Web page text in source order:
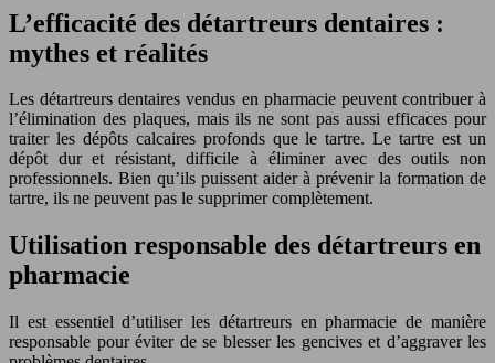
L’efficacité des détartreurs dentaires :
mythes et réalités
Les détartreurs dentaires vendus en pharmacie peuvent contribuer à
l’élimination des plaques, mais ils ne sont pas aussi efficaces pour
traiter les dépôts calcaires profonds que le tartre. Le tartre est un
dépôt dur et résistant, difficile à éliminer avec des outils non
professionnels. Bien qu’ils puissent aider à prévenir la formation de
tartre, ils ne peuvent pas le supprimer complètement.
Utilisation responsable des détartreurs en
pharmacie
Il est essentiel d’utiliser les détartreurs en pharmacie de manière
responsable pour éviter de se blesser les gencives et d’aggraver les